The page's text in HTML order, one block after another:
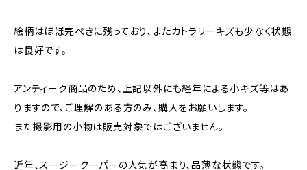
絵柄はほぼ完ぺきに残っており、またカトラリーキズも少なく状態
は良好です。
アンティーク商品のため、上記以外にも経年による小キズ等はあ
りますので、ご理解のある方のみ、購入をお願いします。
また撮影用の小物は販売対象ではございません。
近年、スージークーパーの人気が高まり、品薄な状態です。